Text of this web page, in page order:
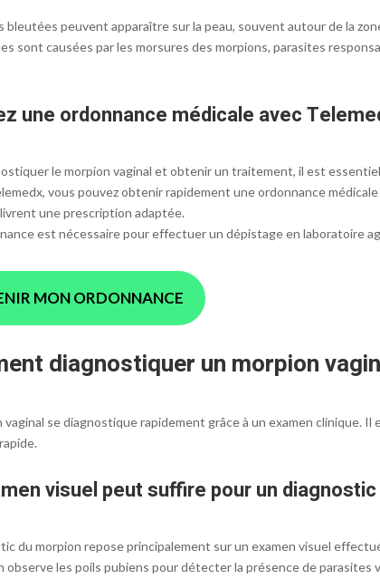
bleutées peuvent apparaître sur la peau, souvent autour de la
sont causées par les morsures des morpions, parasites
une ordonnance médicale avec
le morpion vaginal et obtenir un traitement, il est
vous pouvez obtenir rapidement une ordonnance
une prescription adaptée.
est nécessaire pour effectuer un dépistage en laboratoire
MON ORDONNANCE
diagnostiquer un morpion
vaginal se diagnostique rapidement grâce à un examen clinique.
visuel peut suffire pour un
du morpion repose principalement sur un examen visuel
observe les poils pubiens pour détecter la présence de parasites